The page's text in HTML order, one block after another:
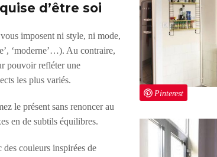
Pinterest
d’être soi
imposent ni style, ni mode,
‘moderne’…). Au contraire,
pouvoir refléter une
les plus variés.
le présent sans renoncer au
en de subtils équilibres.
couleurs inspirées de